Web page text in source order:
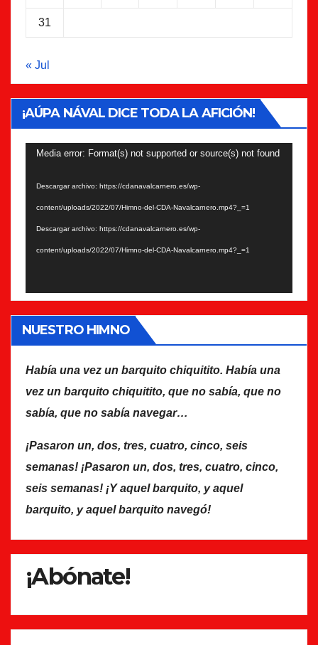
31
« Jul
¡AÚPA NÁVAL DICE TODA LA AFICIÓN!
Reproductor
Media error: Format(s) not supported or source(s) not found
Descargar archivo: https://cdanavalcarnero.es/wp-
content/uploads/2022/07/Himno-del-CDA-Navalcarnero.mp4?_=1
Descargar archivo: https://cdanavalcarnero.es/wp-
content/uploads/2022/07/Himno-del-CDA-Navalcarnero.mp4?_=1
NUESTRO HIMNO
Había una vez un barquito chiquitito. Había una
vez un barquito chiquitito, que no sabía, que no
sabía, que no sabía navegar…
¡Pasaron un, dos, tres, cuatro, cinco, seis
semanas! ¡Pasaron un, dos, tres, cuatro, cinco,
seis semanas! ¡Y aquel barquito, y aquel
barquito, y aquel barquito navegó!
¡Abónate!